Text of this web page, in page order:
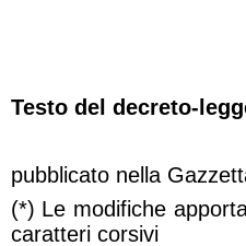
Testo del decreto-
pubblicato nella
(*) Le modifiche
caratteri corsivi